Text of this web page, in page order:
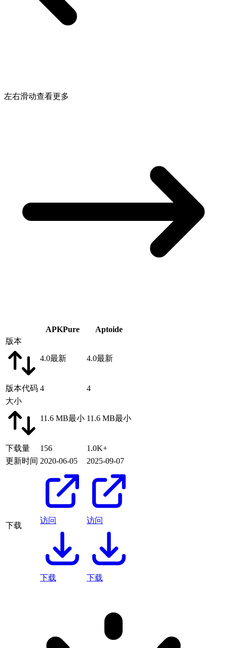
左右滑动查看更多
APKPure
Aptoide
版本
4.0最新 4.0最新
版本代码 4
4
大小
11.6 MB最小 11.6 MB最小
下载量 156
1.0K+
更新时间 2020-06-05 2025-09-07
下载
访问
下载
访问
下载